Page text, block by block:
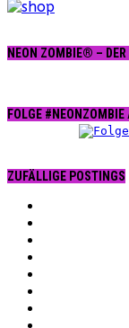
NEON ZOMBIE® – DER
FOLGE
ZUFÄLLIGE POSTINGS